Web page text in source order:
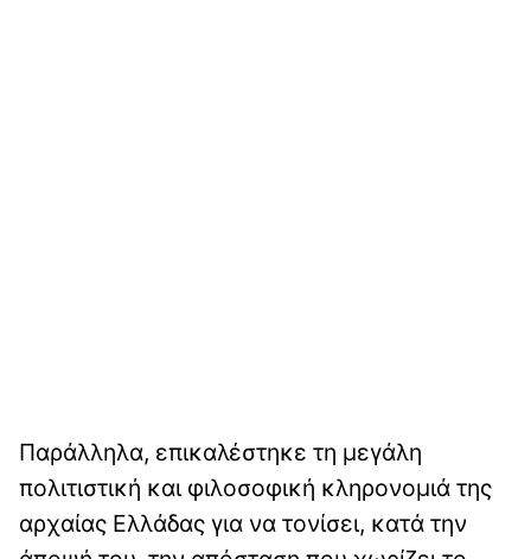
Παράλληλα, επικαλέστηκε τη μεγάλη
πολιτιστική και φιλοσοφική κληρονομιά της
αρχαίας Ελλάδας για να τονίσει, κατά την